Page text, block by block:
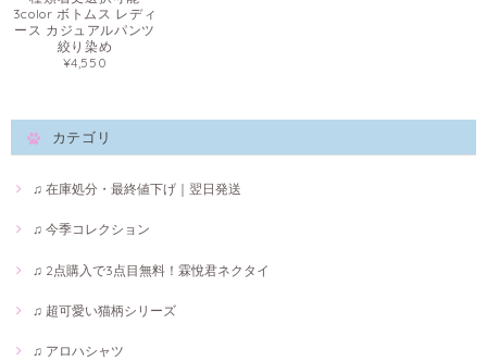
3color ボトムス レディ
ース カジュアルパンツ
絞り染め
¥4,550
カテゴリ
♫ 在庫処分・最終値下げ｜翌日発送
♫ 今季コレクション
♫ 2点購入で3点目無料！霖悅君ネクタイ
♫ 超可愛い猫柄シリーズ
♫ アロハシャツ